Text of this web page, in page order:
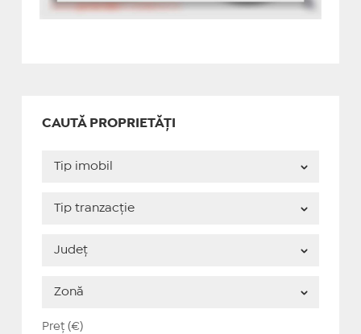
CAUTĂ PROPRIETĂȚI
Preț (€)